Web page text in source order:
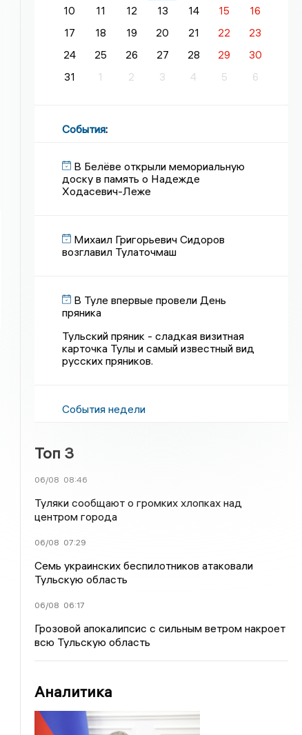
10
11 12 13 14 15
16
17
18 19 20 21 22
23
24
25 26 27 28 29
30
31
1 2 3 4 5 6
События:
В Белёве открыли мемориальную
доску в память о Надежде
Ходасевич-Леже
Михаил Григорьевич Сидоров
возглавил Тулаточмаш
В Туле впервые провели День
пряника
Тульский пряник - сладкая визитная
карточка Тулы и самый известный вид
русских пряников.
События недели
Топ 3
06/08 08:46
Туляки сообщают о громких хлопках над
центром города
06/08 07:29
Семь украинских беспилотников атаковали
Тульскую область
06/08 06:17
Грозовой апокалипсис с сильным ветром накроет
всю Тульскую область
Аналитика